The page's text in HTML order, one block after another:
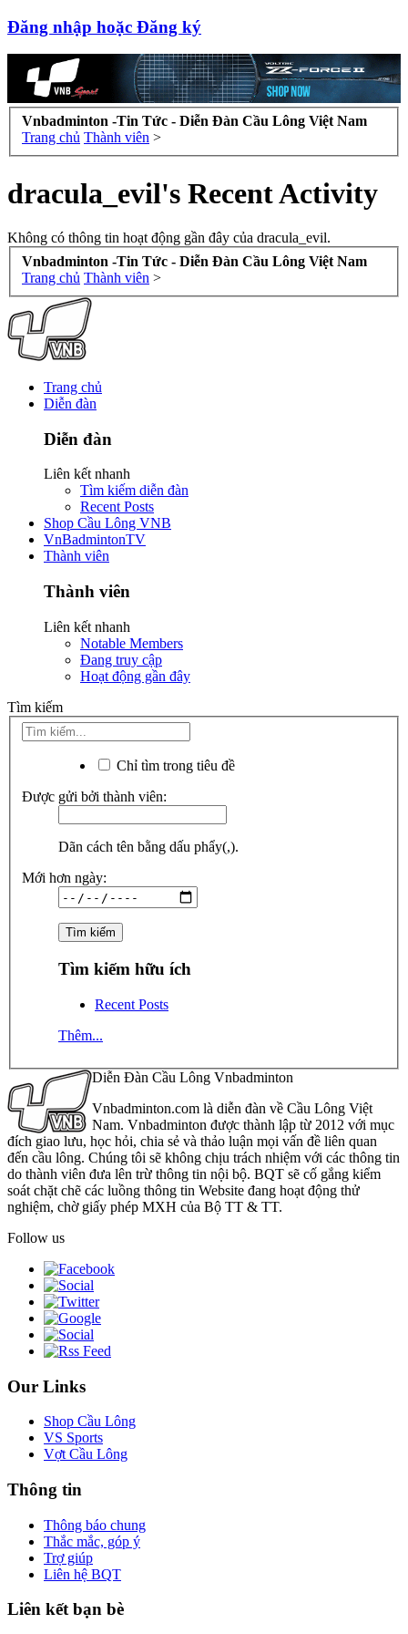
Đăng nhập hoặc Đăng ký
Vnbadminton -Tin Tức - Diễn Đàn Cầu Lông Việt Nam
Trang chủ Thành viên >
dracula_evil's Recent Activity
Không có thông tin hoạt động gần đây của dracula_evil.
Vnbadminton -Tin Tức - Diễn Đàn Cầu Lông Việt Nam
Trang chủ Thành viên >
Trang chủ
Diễn đàn
Diễn đàn
Liên kết nhanh
Tìm kiếm diễn đàn
Recent Posts
Shop Cầu Lông VNB
VnBadmintonTV
Thành viên
Thành viên
Liên kết nhanh
Notable Members
Đang truy cập
Hoạt động gần đây
Tìm kiếm
Chỉ tìm trong tiêu đề
Được gửi bởi thành viên:
Dãn cách tên bằng dấu phẩy(,).
Mới hơn ngày:
Tìm kiếm hữu ích
Recent Posts
Thêm...
Diễn Đàn Cầu Lông Vnbadminton
Vnbadminton.com là diễn đàn về Cầu Lông Việt
Nam. Vnbadminton được thành lập từ 2012 với mục
đích giao lưu, học hỏi, chia sẻ và thảo luận mọi vấn đề liên quan
đến cầu lông. Chúng tôi sẽ không chịu trách nhiệm với các thông tin
do thành viên đưa lên trừ thông tin nội bộ. BQT sẽ cố gắng kiểm
soát chặt chẽ các luồng thông tin Website đang hoạt động thử
nghiệm, chờ giấy phép MXH của Bộ TT & TT.
Follow us
Our Links
Shop Cầu Lông
VS Sports
Vợt Cầu Lông
Thông tin
Thông báo chung
Thắc mắc, góp ý
Trợ giúp
Liên hệ BQT
Liên kết bạn bè